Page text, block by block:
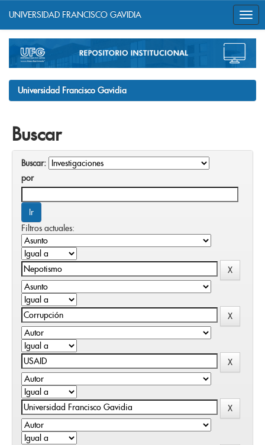
navigation
UNIVERSIDAD FRANCISCO GAVIDIA
Universidad Francisco Gavidia
Buscar
Buscar:
por
Filtros actuales: